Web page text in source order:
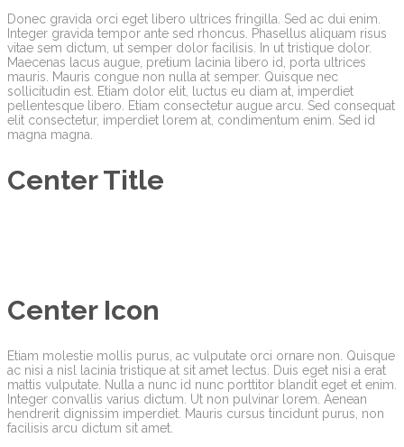
Donec gravida orci eget libero ultrices fringilla. Sed ac dui enim.
Integer gravida tempor ante sed rhoncus. Phasellus aliquam risus
vitae sem dictum, ut semper dolor facilisis. In ut tristique dolor.
Maecenas lacus augue, pretium lacinia libero id, porta ultrices
mauris. Mauris congue non nulla at semper. Quisque nec
sollicitudin est. Etiam dolor elit, luctus eu diam at, imperdiet
pellentesque libero. Etiam consectetur augue arcu. Sed consequat
elit consectetur, imperdiet lorem at, condimentum enim. Sed id
magna magna.
Center Title
Center Icon
Etiam molestie mollis purus, ac vulputate orci ornare non. Quisque
ac nisi a nisl lacinia tristique at sit amet lectus. Duis eget nisi a erat
mattis vulputate. Nulla a nunc id nunc porttitor blandit eget et enim.
Integer convallis varius dictum. Ut non pulvinar lorem. Aenean
hendrerit dignissim imperdiet. Mauris cursus tincidunt purus, non
facilisis arcu dictum sit amet.